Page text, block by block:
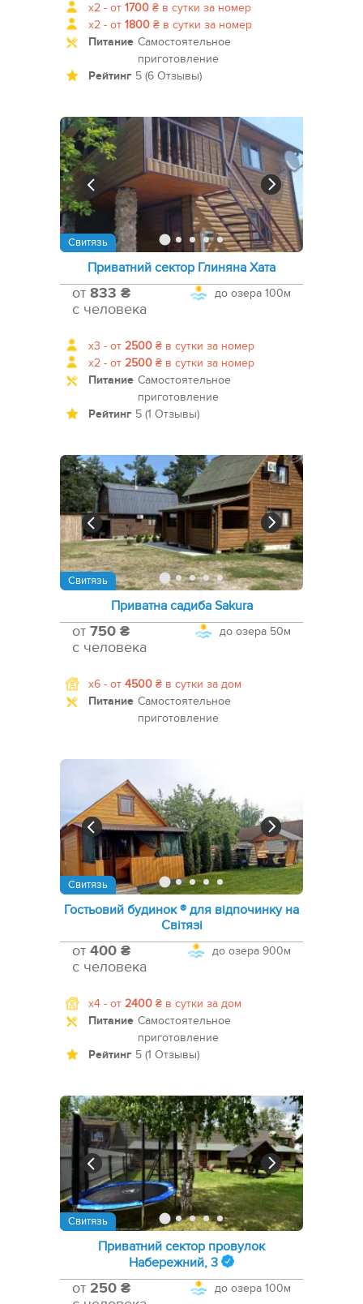
x2 - от 1700 ₴ в сутки за номер
x2 - от 1800 ₴ в сутки за номер
Питание Самостоятельное
приготовление
Рейтинг 5 (6 Отзывы)
Свитязь
Приватний сектор Глиняна Хата
до озера 100м
от 833 ₴
с человека
x3 - от 2500 ₴ в сутки за номер
x2 - от 2500 ₴ в сутки за номер
Питание Самостоятельное
приготовление
Рейтинг 5 (1 Отзывы)
Свитязь
Приватна садиба Sakura
до озера 50м
от 750 ₴
с человека
x6 - от 4500 ₴ в сутки за дом
Питание Самостоятельное
приготовление
Свитязь
Гостьовий будинок ® для відпочинку на
Світязі
до озера 900м
от 400 ₴
с человека
x4 - от 2400 ₴ в сутки за дом
Питание Самостоятельное
приготовление
Рейтинг 5 (1 Отзывы)
Свитязь
Приватний сектор провулок
Набережний, 3
до озера 100м
от 250 ₴